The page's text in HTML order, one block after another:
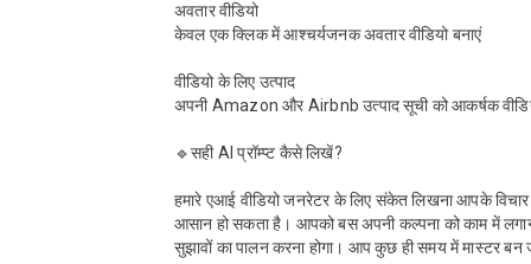
अवतार वीडियो
केवल एक क्लिक में आश्चर्यजनक अवतार वीडियो बनाएं
वीडियो के लिए उत्पाद
अपनी Amazon और Airbnb उत्पाद सूची को आकर्षक
🔹सही AI प्रॉम्प्ट कैसे लिखें?
हमारे एआई वीडियो जनरेटर के लिए संकेत लिखना आपके
आसान हो सकता है। आपको बस अपनी कल्पना को काम में
सुझावों का पालन करना होगा। आप कुछ ही समय में मास्टर बन